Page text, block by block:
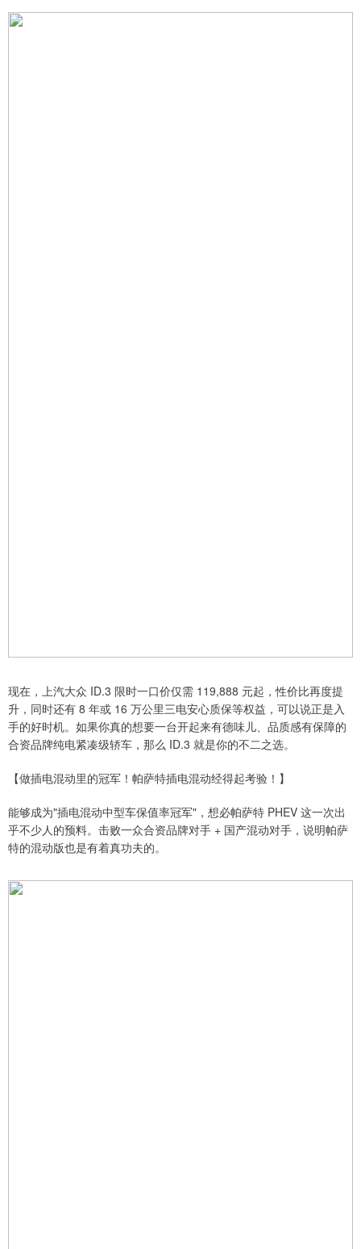
现在，上汽大众 ID.3 限时一口价仅需 119,888 元起，性价比再度提
升，同时还有 8 年或 16 万公里三电安心质保等权益，可以说正是入
手的好时机。如果你真的想要一台开起来有德味儿、品质感有保障的
合资品牌纯电紧凑级轿车，那么 ID.3 就是你的不二之选。
【做插电混动里的冠军！帕萨特插电混动经得起考验！】
能够成为"插电混动中型车保值率冠军"，想必帕萨特 PHEV 这一次出
乎不少人的预料。击败一众合资品牌对手 + 国产混动对手，说明帕萨
特的混动版也是有着真功夫的。